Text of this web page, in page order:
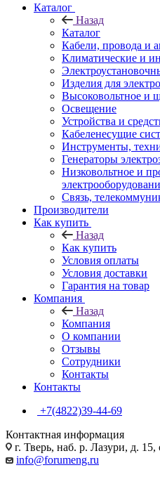
Каталог
Назад
Каталог
Кабели, провода и
Климатические и
Изделия для
Высоковольтное и
Освещение
Устройства и
Кабеленесущие
Инструменты,
Генераторы
Низковольтное и
Связь,
Производители
Как купить
Назад
Как купить
Условия оплаты
Условия доставки
Гарантия на товар
Компания
Назад
Компания
О компании
Отзывы
Сотрудники
Контакты
Контакты
+7(4822)39-44-69
Контактная информация
г. Тверь, наб. р. Лазури, д. 15,
info@forumeng.ru